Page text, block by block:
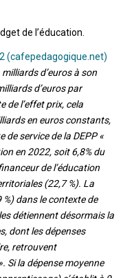
de l’éducation.
(cafepedagogique.net)
d’euros à son
d’euros par
de l’effet prix, cela
en euros constants,
de service de la DEPP «
en 2022, soit 6,8% du
de l’éducation
(22,7 %). La
dans le contexte de
détiennent désormais la
dont les dépenses
retrouvent
Si la dépense moyenne